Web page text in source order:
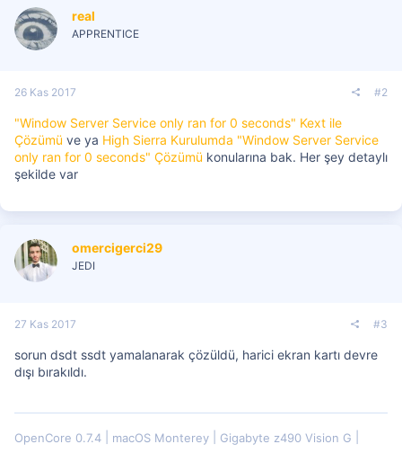
real
APPRENTICE
26 Kas 2017 #2
"Window Server Service only ran for 0 seconds" Kext ile
Çözümü ve ya High Sierra Kurulumda "Window Server Service
only ran for 0 seconds" Çözümü konularına bak. Her şey detaylı
şekilde var
omercigerci29
JEDI
27 Kas 2017 #3
sorun dsdt ssdt yamalanarak çözüldü, harici ekran kartı devre
dışı bırakıldı.
OpenCore 0.7.4 macOS Monterey
Gigabyte z490 Vision G